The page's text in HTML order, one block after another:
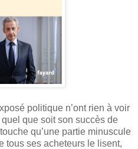
politique n’ont rien à voir
que soit son succès de
qu’une partie minuscule
tous ses acheteurs le lisent,